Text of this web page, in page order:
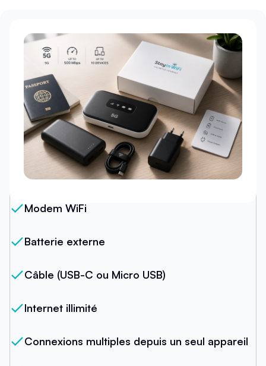
Notre forfait
Modem WiFi
Batterie externe
Câble (USB-C ou Micro USB)
Internet illimité
Connexions multiples depuis un seul appareil